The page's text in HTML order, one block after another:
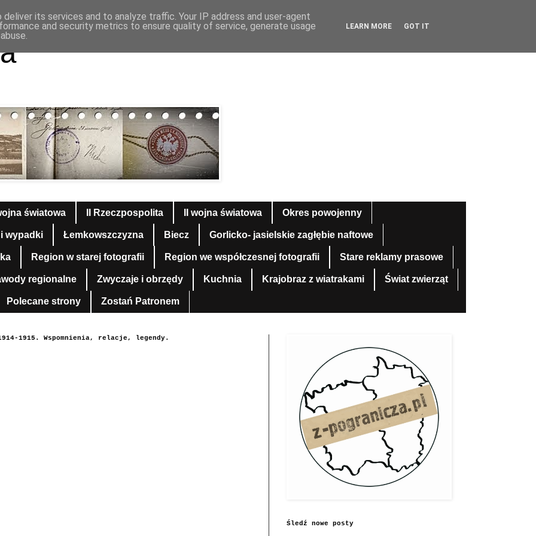
światowa II Rzeczpospolita II wojna światowa Okres powojenny
wypadki Łemkowszczyzna Biecz Gorlicko- jasielskie zagłębie naftowe
Region w starej fotografii Region we współczesnej fotografii Stare reklamy prasowe
regionalne Zwyczaje i obrzędy Kuchnia Krajobraz z wiatrakami Świat zwierząt
Polecane strony Zostań Patronem
1915. Wspomnienia, relacje, legendy.
Śledź nowe posty
its services and to analyze traffic. Your IP address and user-agent
and security metrics to ensure quality of service, generate usage
LEARN MORE GOT IT